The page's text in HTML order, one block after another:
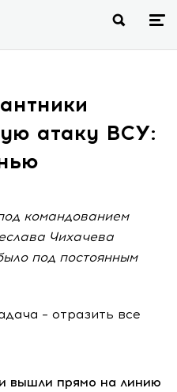
атаку ВСУ:
командованием
Чихачева
под постоянным
– отразить все
вышли прямо на линию